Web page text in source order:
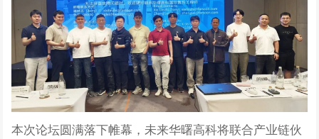
本次论坛圆满落下帷幕，未来华曙高科将联合产业链伙